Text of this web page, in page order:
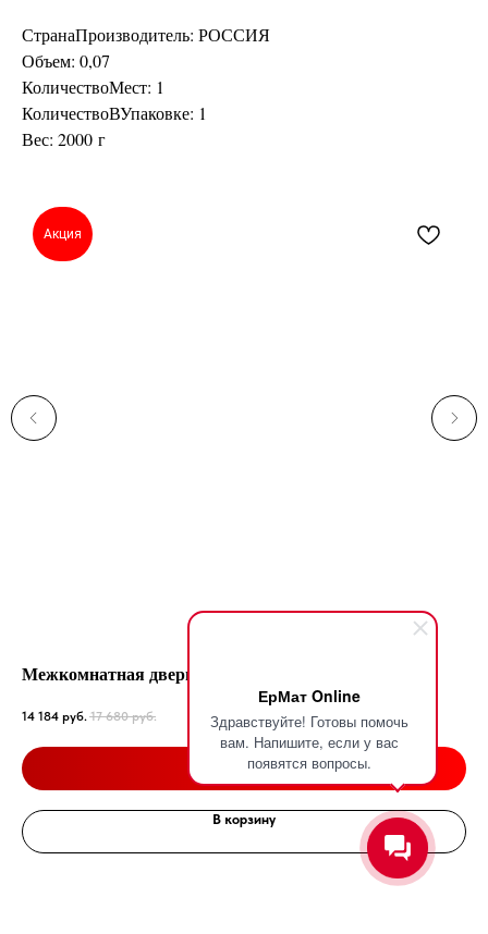
ЕрМат Online
Здравствуйте! Готовы помочь
вам. Напишите, если у вас
появятся вопросы.
СтранаПроизводитель: РОССИЯ
Объем: 0,07
КоличествоМест: 1
КоличествоВУпаковке: 1
Вес: 2000 г
Акция
Межкомнатная дверь Стар 02 со стеклом
14 184 руб. 17 680 руб.
В корзину